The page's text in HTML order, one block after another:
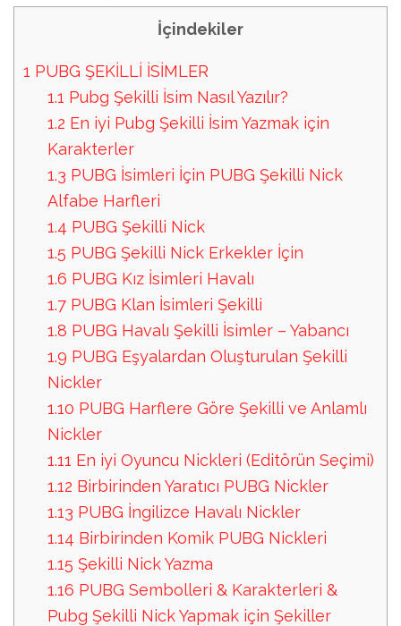
İçindekiler
1 PUBG ŞEKİLLİ İSİMLER
1.1 Pubg Şekilli İsim Nasıl Yazılır?
1.2 En iyi Pubg Şekilli İsim Yazmak için
Karakterler
1.3 PUBG İsimleri İçin PUBG Şekilli Nick
Alfabe Harfleri
1.4 PUBG Şekilli Nick
1.5 PUBG Şekilli Nick Erkekler İçin
1.6 PUBG Kız İsimleri Havalı
1.7 PUBG Klan İsimleri Şekilli
1.8 PUBG Havalı Şekilli İsimler – Yabancı
1.9 PUBG Eşyalardan Oluşturulan Şekilli
Nickler
1.10 PUBG Harflere Göre Şekilli ve Anlamlı
Nickler
1.11 En iyi Oyuncu Nickleri (Editörün Seçimi)
1.12 Birbirinden Yaratıcı PUBG Nickler
1.13 PUBG İngilizce Havalı Nickler
1.14 Birbirinden Komik PUBG Nickleri
1.15 Şekilli Nick Yazma
1.16 PUBG Sembolleri & Karakterleri &
Pubg Şekilli Nick Yapmak için Şekiller